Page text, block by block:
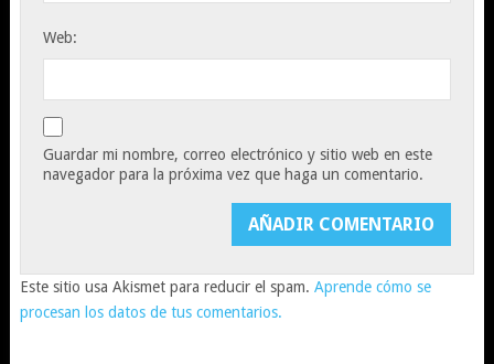
Web:
Guardar mi nombre, correo electrónico y sitio web en este
navegador para la próxima vez que haga un comentario.
Este sitio usa Akismet para reducir el spam. Aprende cómo se
procesan los datos de tus comentarios.